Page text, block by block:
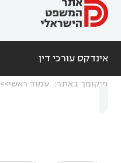
אינדקס עורכי דין
מיקומך באתר: עמוד ראשי